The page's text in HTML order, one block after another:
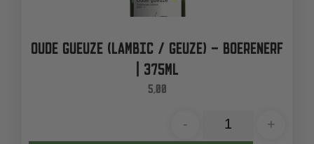
OUDE GUEUZE (LAMBIC / GEUZE) – BOERENERF
| 375ML
5,00
- +